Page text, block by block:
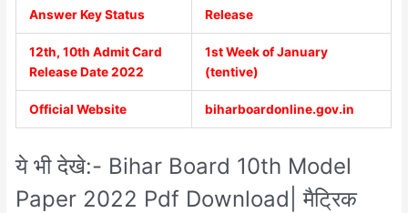
Answer Key Status Release
12th, 10th Admit Card
Release Date 2022
1st Week of January
(tentive)
Official Website biharboardonline.gov.in
ये भी देखे:- Bihar Board 10th Model
Paper 2022 Pdf Download| मैट्रिक